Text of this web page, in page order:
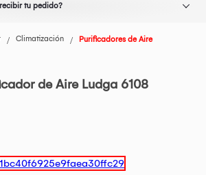
tu pedido?
Climatización Purificadores de Aire
de Aire Ludga 6108